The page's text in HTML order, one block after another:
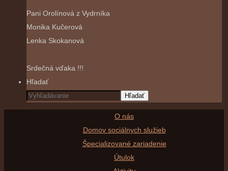
Pani Orolínová z Vydrníka
Monika Kučerová
Lenka Skokanová
Srdečná vďaka !!!
Hľadať
Hľadať
O nás
Domov sociálnych služieb
Špecializované zariadenie
Útulok